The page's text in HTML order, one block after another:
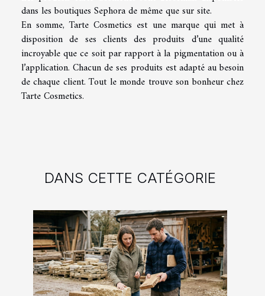
dans les boutiques Sephora de même que sur site.
En somme, Tarte Cosmetics est une marque qui met à
disposition de ses clients des produits d’une qualité
incroyable que ce soit par rapport à la pigmentation ou à
l’application. Chacun de ses produits est adapté au besoin
de chaque client. Tout le monde trouve son bonheur chez
Tarte Cosmetics.
DANS CETTE CATÉGORIE